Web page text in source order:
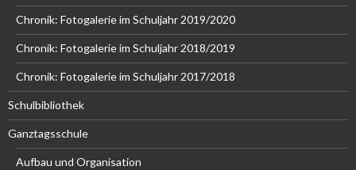
Chronik: Fotogalerie im Schuljahr 2019/2020
Chronik: Fotogalerie im Schuljahr 2018/2019
Chronik: Fotogalerie im Schuljahr 2017/2018
Schulbibliothek
Ganztagsschule
Aufbau und Organisation